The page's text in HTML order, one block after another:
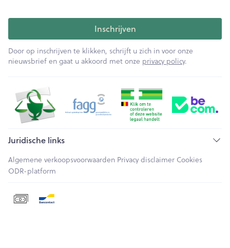
Inschrijven
Door op inschrijven te klikken, schrijft u zich in voor onze
nieuwsbrief en gaat u akkoord met onze privacy policy.
Juridische links
Algemene verkoopsvoorwaarden Privacy disclaimer Cookies
ODR-platform